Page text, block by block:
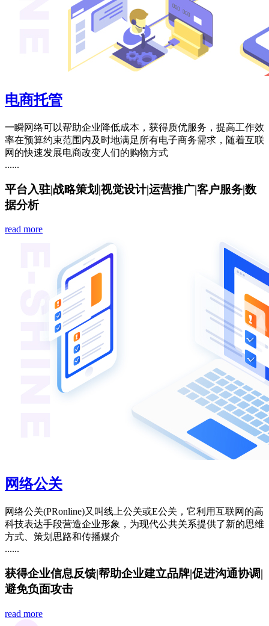
电商托管
一瞬网络可以帮助企业降低成本，获得质优服务，提高工作效
率在预算约束范围内及时地满足所有电子商务需求，随着互联
网的快速发展电商改变人们的购物方式
......
平台入驻|战略策划 |视觉设计|运营推广|客户服务|数
据分析
read more
网络公关
网络公关(PRonline)又叫线上公关或E公关，它利用互联网的高
科技表达手段营造企业形象，为现代公共关系提供了新的思维
方式、策划思路和传播媒介
......
获得企业信息反馈|帮助企业建立品牌|促进沟通协调|
避免负面攻击
read more